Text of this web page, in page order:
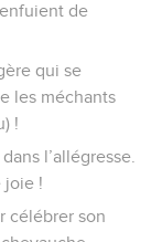
de
qui se
les méchants
!
l’allégresse.
joie !
célébrer son